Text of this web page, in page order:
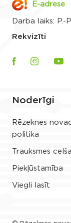
E-adrese
Darba laiks: P.-
Rekvizīti
Noderīgi
Rēzeknes
politika
Trauksmes
Piekļūstamība
Viegli lasīt